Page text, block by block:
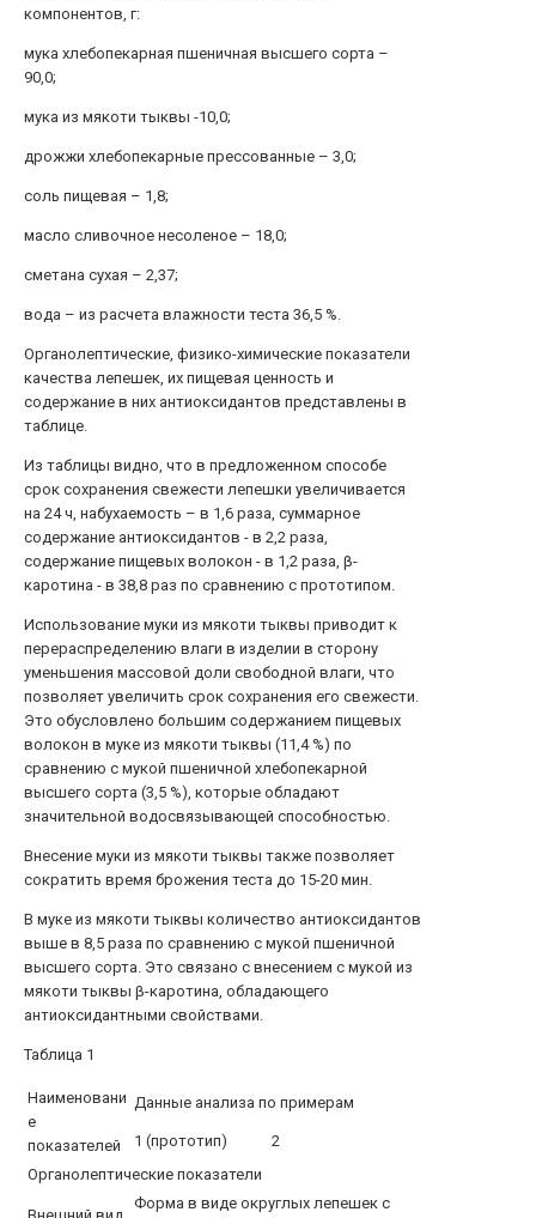
компонентов, г:
мука хлебопекарная пшеничная высшего сорта –
90,0;
мука из мякоти тыквы -10,0;
дрожжи хлебопекарные прессованные – 3,0;
соль пищевая – 1,8;
масло сливочное несоленое – 18,0;
сметана сухая – 2,37;
вода – из расчета влажности теста 36,5 %.
Органолептические, физико-химические показатели
качества лепешек, их пищевая ценность и
содержание в них антиоксидантов представлены в
таблице.
Из таблицы видно, что в предложенном способе
срок сохранения свежести лепешки увеличивается
на 24 ч, набухаемость – в 1,6 раза, суммарное
содержание антиоксидантов - в 2,2 раза,
содержание пищевых волокон - в 1,2 раза, β-
каротина - в 38,8 раз по сравнению с прототипом.
Использование муки из мякоти тыквы приводит к
перераспределению влаги в изделии в сторону
уменьшения массовой доли свободной влаги, что
позволяет увеличить срок сохранения его свежести.
Это обусловлено большим содержанием пищевых
волокон в муке из мякоти тыквы (11,4 %) по
сравнению с мукой пшеничной хлебопекарной
высшего сорта (3,5 %), которые обладают
значительной водосвязывающей способностью.
Внесение муки из мякоти тыквы также позволяет
сократить время брожения теста до 15-20 мин.
В муке из мякоти тыквы количество антиоксидантов
выше в 8,5 раза по сравнению с мукой пшеничной
высшего сорта. Это связано с внесением с мукой из
мякоти тыквы β-каротина, обладающего
антиоксидантными свойствами.
Таблица 1
Наименовани
е
показателей
Данные анализа по примерам
1 (прототип)
2
Органолептические показатели
Форма в виде округлых лепешек с